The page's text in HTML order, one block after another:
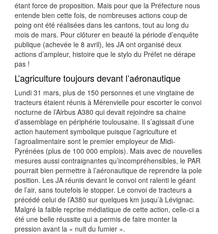
étant force de proposition. Mais pour que la Préfecture nous
entende bien cette fois, de nombreuses actions coup de
poing ont été réalisées dans les cantons, tout au long du
mois de mars. Pour clôturer en beauté la période d’enquête
publique (achevée le 8 avril), les JA ont organisé deux
actions d’ampleur, histoire que le stylo du Préfet ne dérape
pas !
L’agriculture toujours devant l’aéronautique
Lundi 31 mars, plus de 150 personnes et une vingtaine de
tracteurs étaient réunis à Mérenvielle pour escorter le convoi
nocturne de l’Airbus A380 qui devait rejoindre sa chaine
d’assemblage en périphérie toulousaine. Il s’agissait d’une
action hautement symbolique puisque l’agriculture et
l’agroalimentaire sont le premier employeur de Midi-
Pyrénées (plus de 100 000 emplois). Mais avec de nouvelles
mesures aussi contraignantes qu’incompréhensibles, le PAR
pourrait bien permettre à l’aéronautique de reprendre la pole
position. Les JA réunis devant le convoi ont ralenti le géant
de l’air, sans toutefois le stopper. Le convoi de tracteurs a
précédé celui de l’A380 sur quelques km jusqu’à Lévignac.
Malgré la faible reprise médiatique de cette action, celle-ci a
été une belle réussite qui a permis de faire monter la
pression avant la « nuit du fumier ».